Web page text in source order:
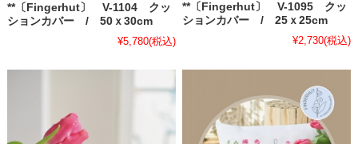
**〔Fingerhut〕 V-1104 クッ
ションカバー / 50ｘ30cm
¥5,780(税込)
**〔Fingerhut〕 V-1095 クッ
ションカバー / 25ｘ25cm
¥2,730(税込)